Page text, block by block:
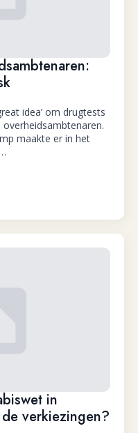
idea’ om drugtests
maakte er in het
in
verkiezingen?